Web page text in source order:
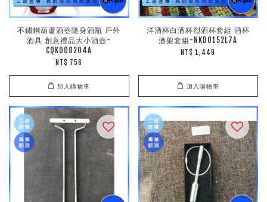
不鏽鋼葫蘆酒壺隨身酒瓶 戶外
酒具 創意禮品大小酒壺-
CQK008204A
NT$ 756
加入購物車
洋酒杯白酒杯烈酒杯套組 酒杯
酒架套組-NKD0152L7A
NT$ 1,449
加入購物車